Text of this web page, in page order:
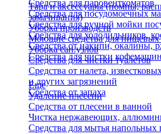
Средства для паровенткоматов
Средства для посудомоечных
Средства для ручной мойки
Средства для холодильников,
Средства от накипи, окалины,
Средства для чистки кофемашин
Тара и аксессуары (помпы,
замачивания)
Уборка производств
Моющие средства для пищевых
Уборка сан.узлов
Средства для чистки туалетов
Средства от налета,
и других загрязнений
Средства от запаха
Еще
Удаление плесени
Средства от плесени в ванной
Чистка нержавеющих,
Средства для мытья напольных